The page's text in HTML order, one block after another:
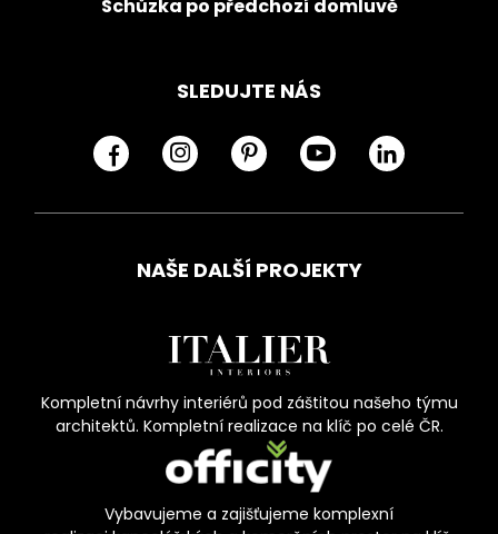
Schůzka po předchozí domluvě
SLEDUJTE NÁS
NAŠE DALŠÍ PROJEKTY
Kompletní návrhy interiérů pod záštitou našeho týmu
architektů. Kompletní realizace na klíč po celé ČR.
Vybavujeme a zajišťujeme komplexní